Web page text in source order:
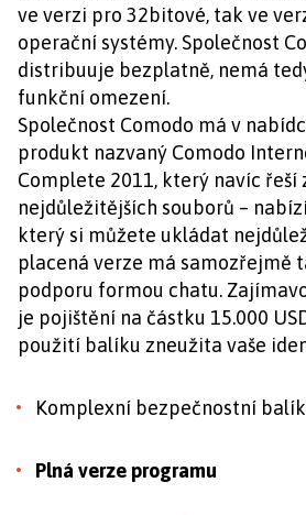
ve verzi pro 32bitové, tak ve
operační systémy. Společnost
distribuuje bezplatně, nemá
funkční omezení.
Společnost Comodo má v
produkt nazvaný Comodo
Complete 2011, který navíc řeší
nejdůležitějších souborů –
který si můžete ukládat
placená verze má samozřejmě
podporu formou chatu.
je pojištění na částku 15.000
použití balíku zneužita vaše
Komplexní bezpečnostní balík
Plná verze programu